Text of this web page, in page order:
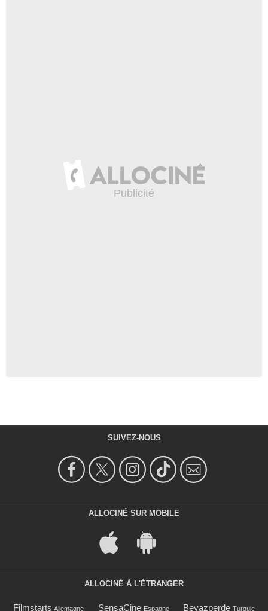
SUIVEZ-NOUS
ALLOCINÉ SUR MOBILE
ALLOCINÉ À L'ÉTRANGER
Filmstarts Allemagne SensaCine Espagne Beyazperde Turquie